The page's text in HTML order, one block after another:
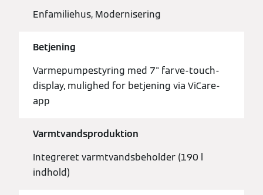
Enfamiliehus, Modernisering
Betjening
Varmepumpestyring med 7" farve-touch-
display, mulighed for betjening via ViCare-
app
Varmtvandsproduktion
Integreret varmtvandsbeholder (190 l
indhold)